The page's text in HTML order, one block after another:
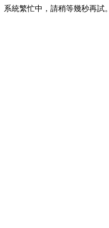
系統繁忙中，請稍等幾秒再試。